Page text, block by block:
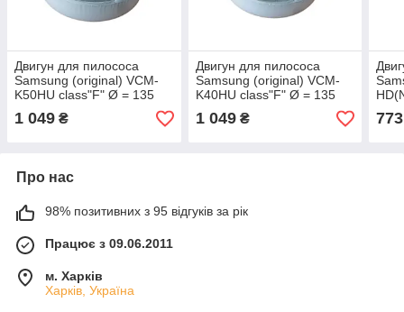
Двигун для пилососа
Samsung (original) VCM-
K50HU class"F" Ø = 135
мм, h=112 мм із бортом
1 049 ₴
Двигун для пилососа
Samsung (original) VCM-
K40HU class"F" Ø = 135
мм, h=112 мм із бортом
1 049₴
h =
773
Про нас
98% позитивних з 95 відгуків за рік
Працює з 09.06.2011
м. Харків
Харків, Україна